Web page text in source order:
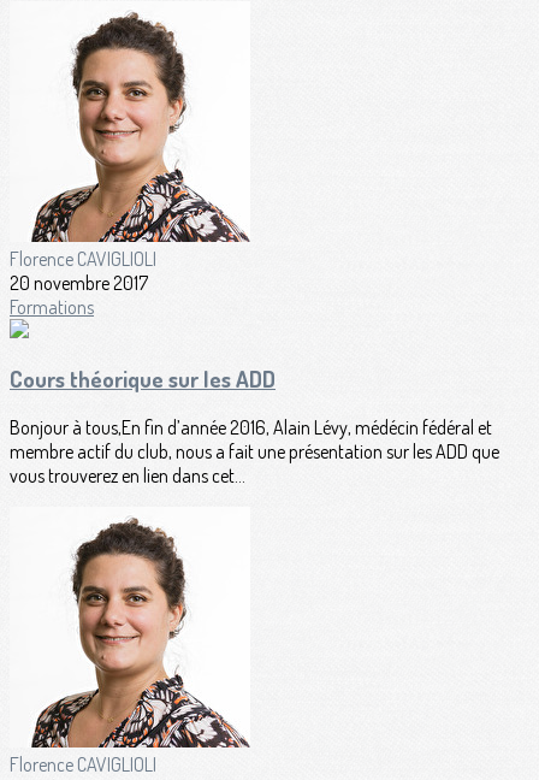
Florence CAVIGLIOLI
20 novembre 2017
Formations
Cours théorique sur les ADD
Bonjour à tous,En fin d’année 2016, Alain Lévy, médécin fédéral et
membre actif du club, nous a fait une présentation sur les ADD que
vous trouverez en lien dans cet...
Florence CAVIGLIOLI